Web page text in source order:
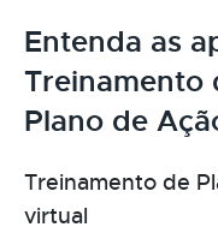
Entenda as
Treinamento
Plano de
Treinamento de
virtual